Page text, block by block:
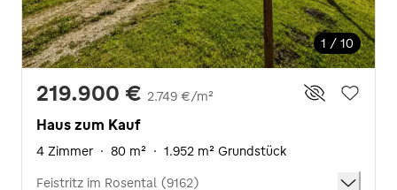
1 / 10
219.900 € 2.749 €/m²
Haus zum Kauf
4 Zimmer · 80 m² · 1.952 m² Grundstück
Feistritz im Rosental (9162)